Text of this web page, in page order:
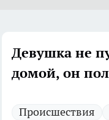
Девушка не
домой, он
Происшествия